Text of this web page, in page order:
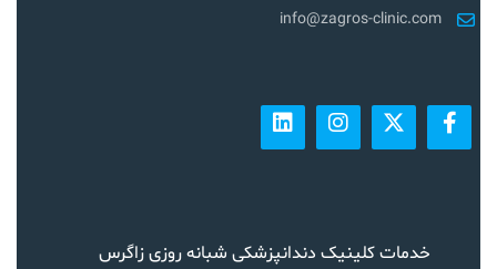
info@zagros-clinic.com
خدمات کلینیک دندانپزشکی شبانه روزی زاگرس